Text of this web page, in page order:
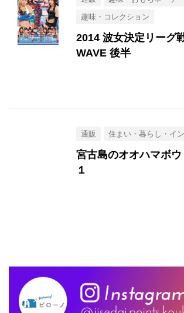
趣味・コレクション
2014 波女決定リーグ
WAVE 後半
通販 住まい・暮らし・イ
宮古島のオオハマボ
１